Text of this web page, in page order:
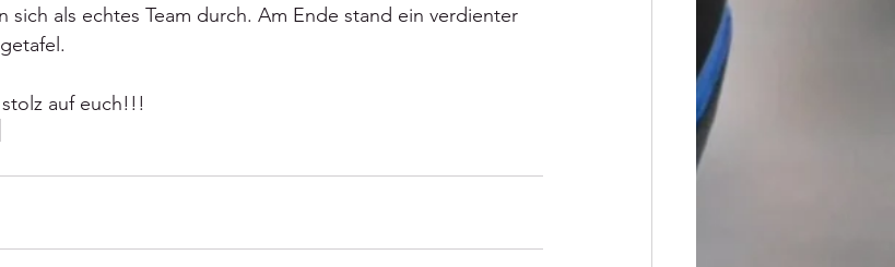
als echtes Team durch. Am Ende stand ein verdienter
auf euch!!!